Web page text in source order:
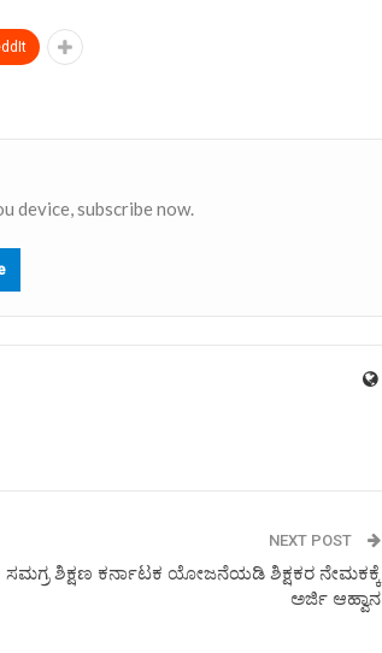
device, subscribe now.
NEXT POST
ಸಮಗ್ರ ಶಿಕ್ಷಣ ಕರ್ನಾಟಕ ಯೋಜನೆಯಡಿ ಶಿಕ್ಷಕರ ನೇಮಕಕ್ಕೆ
ಅರ್ಜಿ ಆಹ್ವಾನ